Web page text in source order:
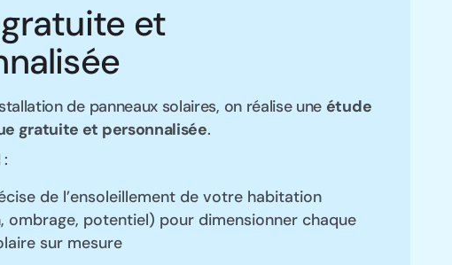
et
de panneaux solaires, on réalise une étude
gratuite et personnalisée.
de l’ensoleillement de votre habitation
ombrage, potentiel) pour dimensionner chaque
sur mesure